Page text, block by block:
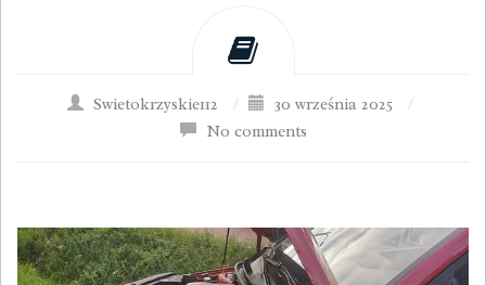
Swietokrzyskie112 / 30 września 2025
/
No comments